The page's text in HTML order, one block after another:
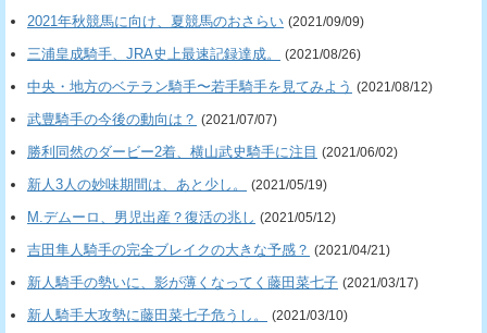
2021年秋競馬に向け、夏競馬のおさらい (2021/09/09)
三浦皇成騎手、JRA史上最速記録達成。 (2021/08/26)
中央・地方のベテラン騎手〜若手騎手を見てみよう (2021/08/12)
武豊騎手の今後の動向は？ (2021/07/07)
勝利同然のダービー2着、横山武史騎手に注目 (2021/06/02)
新人3人の妙味期間は、あと少し。 (2021/05/19)
M.デムーロ、男児出産？復活の兆し (2021/05/12)
吉田隼人騎手の完全ブレイクの大きな予感？ (2021/04/21)
新人騎手の勢いに、影が薄くなってく藤田菜七子 (2021/03/17)
新人騎手大攻勢に藤田菜七子危うし。 (2021/03/10)